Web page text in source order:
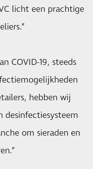
licht een prachtige
COVID-19, steeds
hebben wij
desinfectiesysteem
om sieraden en